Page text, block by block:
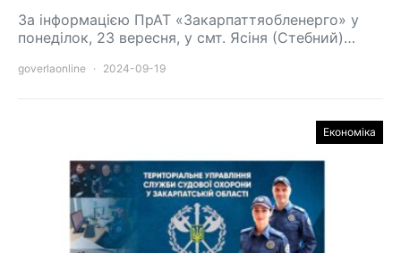
За інформацією ПрАТ «Закарпаттяобленерго» у
понеділок, 23 вересня, у смт. Ясіня (Стебний)…
goverlaonline 2024-09-19
Економіка